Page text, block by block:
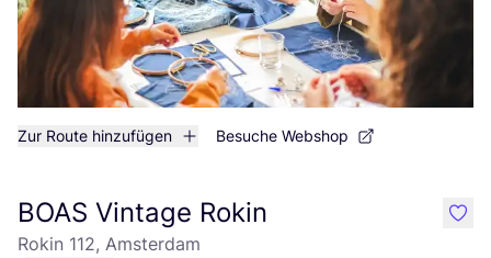
Zur Route hinzufügen Besuche Webshop
BOAS Vintage Rokin
Rokin 112, Amsterdam
like